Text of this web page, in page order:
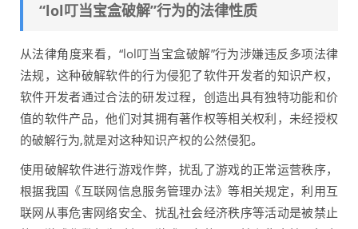
“lol叮当宝盒破解”行为的法律性质
从法律角度来看，“lol叮当宝盒破解”行为涉嫌违反多项法律
法规，这种破解软件的行为侵犯了软件开发者的知识产权，
软件开发者通过合法的研发过程，创造出具有独特功能和价
值的软件产品，他们对其拥有著作权等相关权利，未经授权
的破解行为,就是对这种知识产权的公然侵犯。
使用破解软件进行游戏作弊，扰乱了游戏的正常运营秩序，
根据我国《互联网信息服务管理办法》等相关规定，利用互
联网从事危害网络安全、扰乱社会经济秩序等活动是被禁止